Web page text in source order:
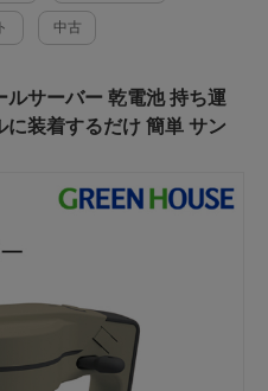
中古
ルサーバー 乾電池 持ち運
装着するだけ 簡単 サン